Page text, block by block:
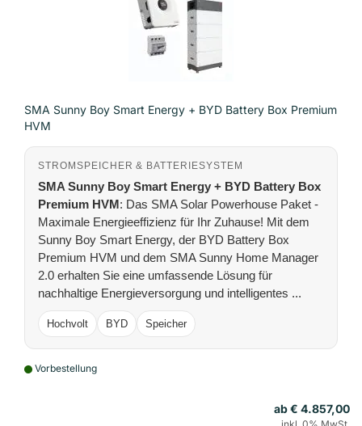
SMA Sunny Boy Smart Energy + BYD Battery Box Premium
HVM
STROMSPEICHER & BATTERIESYSTEM
SMA Sunny Boy Smart Energy + BYD Battery Box
Premium HVM: Das SMA Solar Powerhouse Paket -
Maximale Energieeffizienz für Ihr Zuhause! Mit dem
Sunny Boy Smart Energy, der BYD Battery Box
Premium HVM und dem SMA Sunny Home Manager
2.0 erhalten Sie eine umfassende Lösung für
nachhaltige Energieversorgung und intelligentes ...
Hochvolt BYD Speicher
Vorbestellung
ab € 4.857,00